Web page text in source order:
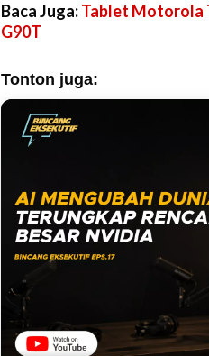
Baca Juga:Tablet Motorola
G90T
Tonton juga: